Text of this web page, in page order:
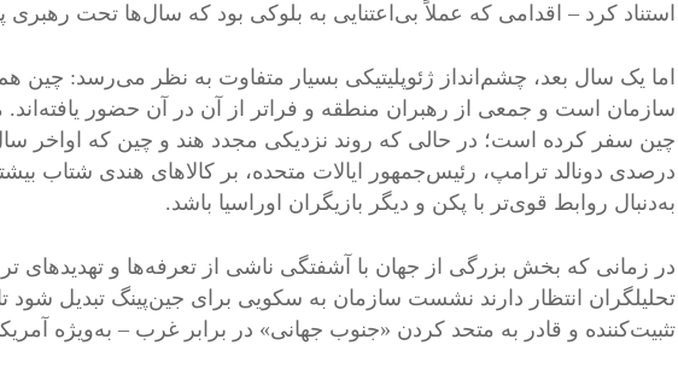
استناد کرد – اقدامی که عملاً بی‌اعتنایی به بلوکی بود که سال‌ها تحت
اما یک سال بعد، چشم‌انداز ژئوپلیتیکی بسیار متفاوت به نظر می‌رسد: چین
درصدی دونالد ترامپ، رئیس‌جمهور ایالات متحده، بر کالاهای هندی شتاب
به‌دنبال روابط قوی‌تر با پکن و دیگر بازیگران اوراسیا باشد.
در زمانی که بخش بزرگی از جهان با آشفتگی ناشی از تعرفه‌ها و تهدیدهای
تحلیلگران انتظار دارند نشست سازمان به سکویی برای جین‌پینگ تبدیل
تثبیت‌کننده و قادر به متحد کردن «جنوب جهانی» در برابر غرب – به‌ویژه